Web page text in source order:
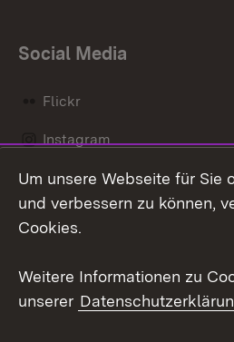
Social Media
Flickr
Instagram
Social Wall
Um unsere Webseite für Sie
und verbessern zu können,
Cookies.
Weitere Informationen zu
unserer